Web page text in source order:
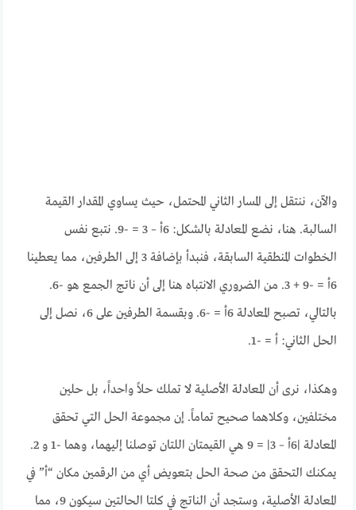
والآن، ننتقل إلى المسار الثاني المحتمل، حيث يساوي المقدار القيمة
السالبة. هنا، نضع المعادلة بالشكل: 6أ – 3 = -9. نتبع نفس
الخطوات المنطقية السابقة، فنبدأ بإضافة 3 إلى الطرفين، مما يعطينا
6أ = -9 + 3. من الضروري الانتباه هنا إلى أن ناتج الجمع هو -6.
بالتالي، تصبح المعادلة 6أ = -6. وبقسمة الطرفين على 6، نصل إلى
الحل الثاني: أ = -1.
وهكذا، نرى أن المعادلة الأصلية لا تملك حلاً واحداً، بل حلين
مختلفين، وكلاهما صحيح تماماً. إن مجموعة الحل التي تحقق
المعادلة |6أ – 3| = 9 هي القيمتان اللتان توصلنا إليهما، وهما -1 و 2.
يمكنك التحقق من صحة الحل بتعويض أي من الرقمين مكان “أ” في
المعادلة الأصلية، وستجد أن الناتج في كلتا الحالتين سيكون 9، مما